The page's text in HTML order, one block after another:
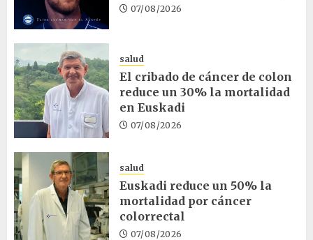
07/08/2026
salud
El cribado de cáncer de colon
reduce un 30% la mortalidad
en Euskadi
07/08/2026
salud
Euskadi reduce un 50% la
mortalidad por cáncer
colorrectal
07/08/2026